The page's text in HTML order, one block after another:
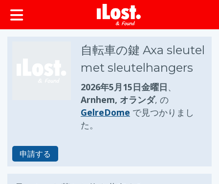
ップ
自転車の鍵 Axa sleutel
met sleutelhangers
2026年5月15日金曜日、
Arnhem, オランダ, の
GelreDome で見つかりまし
た。
申請する